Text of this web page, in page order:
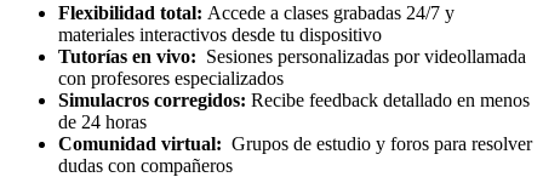
Flexibilidad total: Accede a clases grabadas 24/7 y
materiales interactivos desde tu dispositivo
Tutorías en vivo: Sesiones personalizadas por videollamada
con profesores especializados
Simulacros corregidos: Recibe feedback detallado en menos
de 24 horas
Comunidad virtual: Grupos de estudio y foros para resolver
dudas con compañeros